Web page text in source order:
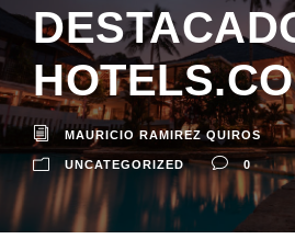
MAURICIO RAMIREZ QUIROS
UNCATEGORIZED 0